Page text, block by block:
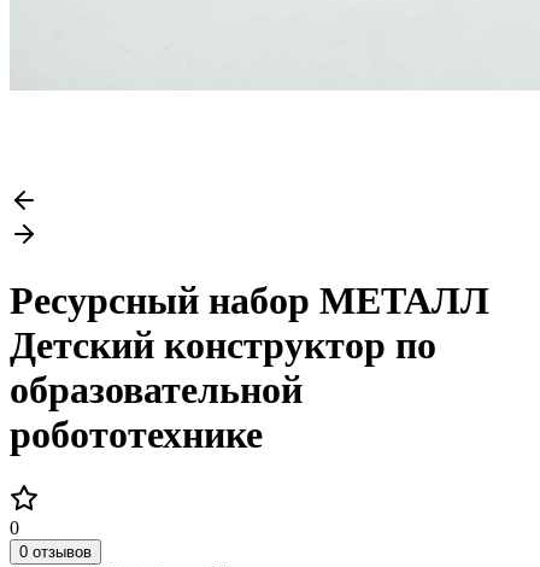
Ресурсный набор МЕТАЛЛ
Детский конструктор по
образовательной
робототехнике
0
0 отзывов